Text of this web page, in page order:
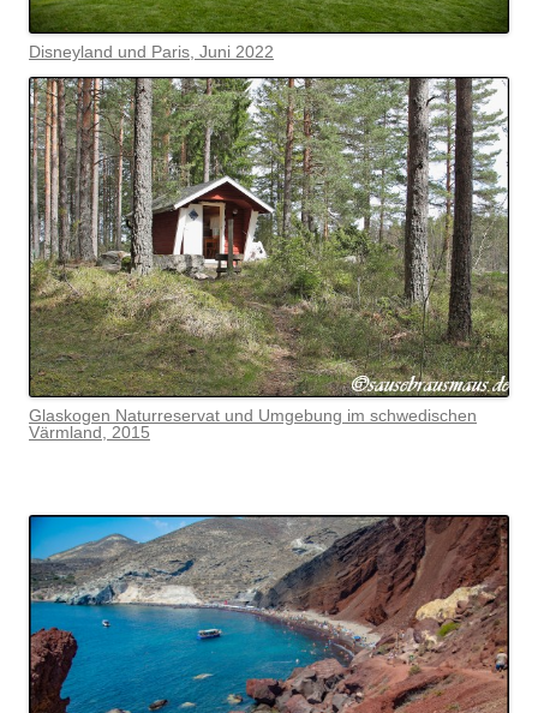
Disneyland und Paris, Juni 2022
Glaskogen Naturreservat und Umgebung im schwedischen
Värmland, 2015